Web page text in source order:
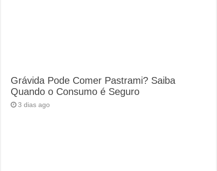
Grávida Pode Comer Pastrami? Saiba
Quando o Consumo é Seguro
3 dias ago